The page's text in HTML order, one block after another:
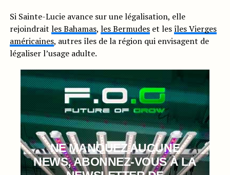
Si Sainte-Lucie avance sur une légalisation, elle
rejoindrait les Bahamas, les Bermudeset lesîles Vierges
américaines, autres îles de la région qui envisagent de
légaliser l’usage adulte.
NE MANQUEZ AUCUNE
NEWS, ABONNEZ-VOUS À LA